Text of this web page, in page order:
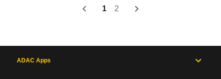
1 2
ADAC Apps